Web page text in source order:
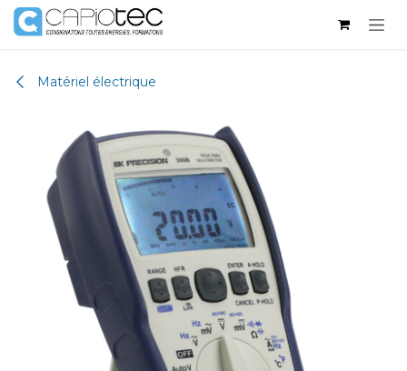
Se rendre au contenu
Matériel électrique